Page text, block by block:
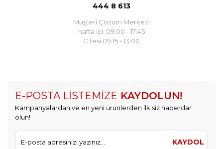
444 8 613
Müşteri Çözüm Merkezi
hafta içi: 09:00 - 17:45
C.tesi 09:15 - 13:00
E-POSTA LİSTEMİZE KAYDOLUN!
Kampanyalardan ve en yeni ürünlerden ilk siz haberdar
olun!
KAYDOL